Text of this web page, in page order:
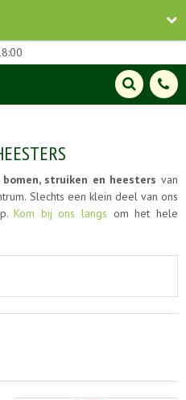
bomen, struiken en heesters van
Slechts een klein deel van ons
Kom bij ons langs om het hele